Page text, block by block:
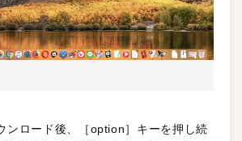
ンロード後、［option］キーを押し続